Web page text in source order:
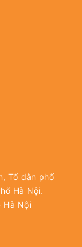
Tổ dân phố
Hà Nội.
Hà Nội